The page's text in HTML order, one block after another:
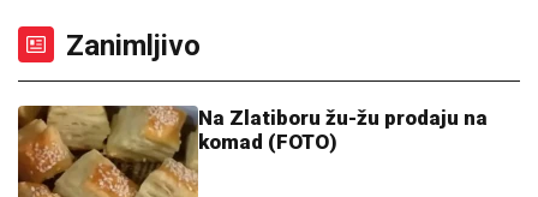
Zanimljivo
Na Zlatiboru žu-žu prodaju na
komad (FOTO)